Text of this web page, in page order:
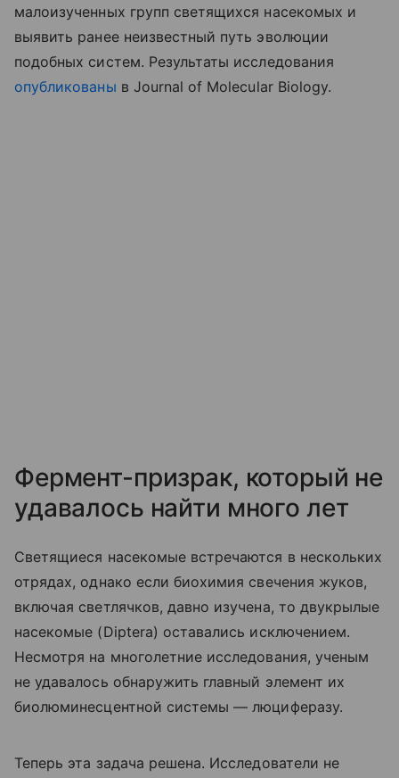
малоизученных групп светящихся насекомых и
выявить ранее неизвестный путь эволюции
подобных систем. Результаты исследования
опубликованы в Journal of Molecular Biology.
Фермент-призрак, который не
удавалось найти много лет
Светящиеся насекомые встречаются в нескольких
отрядах, однако если биохимия свечения жуков,
включая светлячков, давно изучена, то двукрылые
насекомые (Diptera) оставались исключением.
Несмотря на многолетние исследования, ученым
не удавалось обнаружить главный элемент их
биолюминесцентной системы — люциферазу.
Теперь эта задача решена. Исследователи не